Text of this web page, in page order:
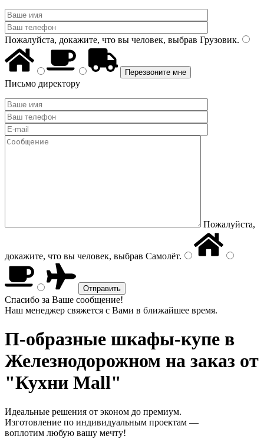
Пожалуйста, докажите, что вы человек, выбрав Грузовик.
Письмо директору
Пожалуйста,
докажите, что вы человек, выбрав Самолёт.
Спасибо за Ваше сообщение!
Наш менеджер свяжется с Вами в ближайшее время.
П-образные шкафы-купе в
Железнодорожном на заказ от
"Кухни Mall"
Идеальные решения от эконом до премиум.
Изготовление по индивидуальным проектам —
воплотим любую вашу мечту!